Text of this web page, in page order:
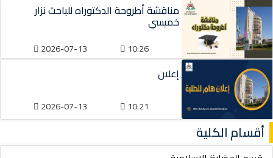
مناقشة أطروحة الدكتوراه للباحث نزار
خميسي
10:26
2026-07-13
إعلان
10:21
2026-07-13
أقسام الكلية